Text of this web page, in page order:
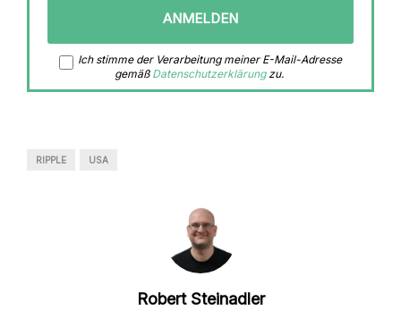
Ich stimme der Verarbeitung meiner E-Mail-Adresse
gemäß Datenschutzerklärungzu.
RIPPLE USA
Robert Steinadler